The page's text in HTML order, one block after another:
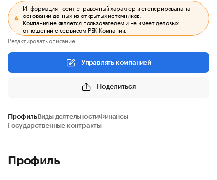
Информация носит справочный характер и сгенерирована на
основании данных из открытых источников.
Компания не является пользователем и не имеет деловых
отношений с сервисом РБК Компании.
Редактировать описание
Управлять компанией
Поделиться
ПрофильВиды деятельностиФинансы
Государственные контракты
Профиль